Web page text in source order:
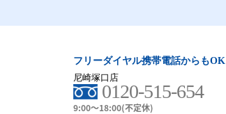
フリーダイヤル携帯電話からもOK
尼崎塚口店
0120-515-654
9:00～18:00(不定休)